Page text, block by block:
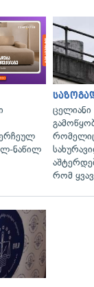
ნაწილ
რომელიც
რომ